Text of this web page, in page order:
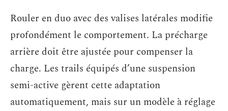
Rouler en duo avec des valises latérales modifie
profondément le comportement. La précharge
arrière doit être ajustée pour compenser la
charge. Les trails équipés d’une suspension
semi-active gèrent cette adaptation
automatiquement, mais sur un modèle à réglage